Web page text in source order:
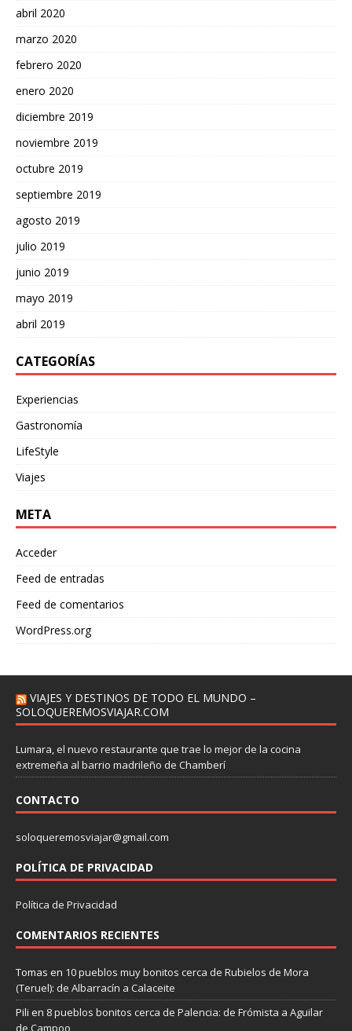
abril 2020
marzo 2020
febrero 2020
enero 2020
diciembre 2019
noviembre 2019
octubre 2019
septiembre 2019
agosto 2019
julio 2019
junio 2019
mayo 2019
abril 2019
CATEGORÍAS
Experiencias
Gastronomía
LifeStyle
Viajes
META
Acceder
Feed de entradas
Feed de comentarios
WordPress.org
VIAJES Y DESTINOS DE TODO EL MUNDO –
SOLOQUEREMOSVIAJAR.COM
Lumara, el nuevo restaurante que trae lo mejor de la cocina
extremeña al barrio madrileño de Chamberí
CONTACTO
soloqueremosviajar@gmail.com
POLÍTICA DE PRIVACIDAD
Política de Privacidad
COMENTARIOS RECIENTES
Tomas en 10 pueblos muy bonitos cerca de Rubielos de Mora
(Teruel): de Albarracín a Calaceite
Pili en 8 pueblos bonitos cerca de Palencia: de Frómista a Aguilar